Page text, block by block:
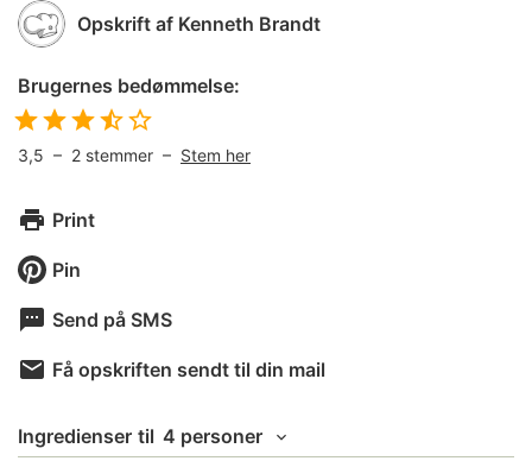
Opskrift af Kenneth Brandt
Brugernes bedømmelse:
3,5 – 2 stemmer – Stem her
Print
Pin
Send på SMS
Få opskriften sendt til din mail
Ingredienser til 4 personer